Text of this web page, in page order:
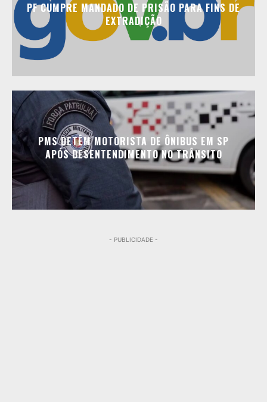
PF CUMPRE MANDADO DE PRISÃO PARA FINS DE
EXTRADIÇÃO
PMS DETÊM MOTORISTA DE ÔNIBUS EM SP
APÓS DESENTENDIMENTO NO TRÂNSITO
- PUBLICIDADE -